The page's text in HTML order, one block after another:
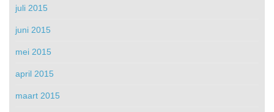
juli 2015
juni 2015
mei 2015
april 2015
maart 2015